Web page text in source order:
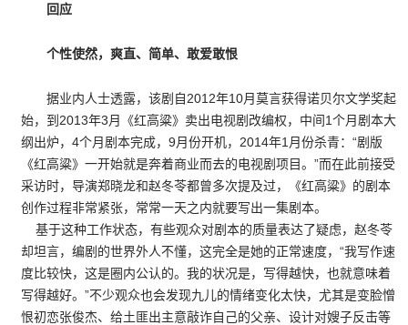
回应
个性使然，爽直、简单、敢爱敢恨
据业内人士透露，该剧自2012年10月莫言获得诺贝尔文学奖起
始，到2013年3月《红高粱》卖出电视剧改编权，中间1个月剧本大
纲出炉，4个月剧本完成，9月份开机，2014年1月份杀青：“剧版
《红高粱》一开始就是奔着商业而去的电视剧项目。”而在此前接受
采访时，导演郑晓龙和赵冬苓都曾多次提及过，《红高粱》的剧本
创作过程非常紧张，常常一天之内就要写出一集剧本。
基于这种工作状态，有些观众对剧本的质量表达了疑虑，赵冬苓
却坦言，编剧的世界外人不懂，这完全是她的正常速度，“我写作速
度比较快，这是圈内公认的。我的状况是，写得越快，也就意味着
写得越好。”不少观众也会发现九儿的情绪变化太快，尤其是变脸憎
恨初恋张俊杰、给土匪出主意敲诈自己的父亲、设计对嫂子反击等